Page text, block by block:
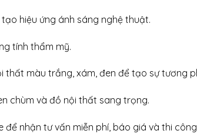
hiệu ứng ánh sáng nghệ thuật.
tính thẩm mỹ.
thất màu trắng, xám, đen để tạo sự tương
chùm và đồ nội thất sang trọng.
để nhận tư vấn miễn phí, báo giá và thi